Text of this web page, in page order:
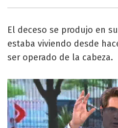
El deceso se produjo en
estaba viviendo desde
ser operado de la cabeza.